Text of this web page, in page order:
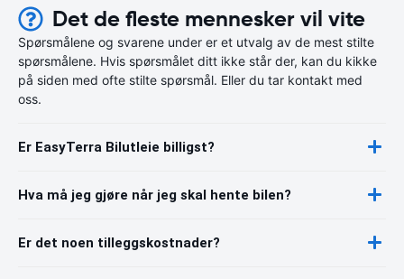
Det de fleste mennesker vil vite
Spørsmålene og svarene under er et utvalg av de mest stilte
spørsmålene. Hvis spørsmålet ditt ikke står der, kan du kikke
på siden med ofte stilte spørsmål. Eller du tar kontakt med
oss.
Er EasyTerra Bilutleie billigst?
Hva må jeg gjøre når jeg skal hente bilen?
Er det noen tilleggskostnader?